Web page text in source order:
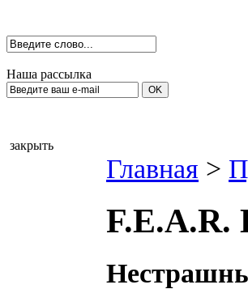
Наша рассылка
закрыть
Главная >
F.E.A.R.